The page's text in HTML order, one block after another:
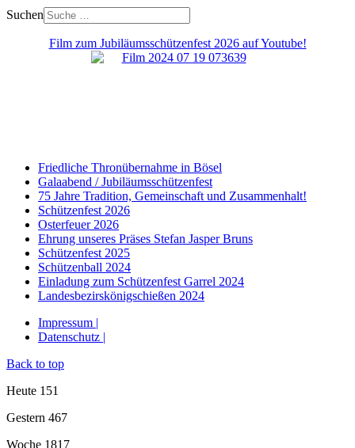
Suchen
Film zum Jubiläumsschützenfest 2026 auf Youtube!
Friedliche Thronübernahme in Bösel
Galaabend / Jubiläumsschützenfest
75 Jahre Tradition, Gemeinschaft und Zusammenhalt!
Schützenfest 2026
Osterfeuer 2026
Ehrung unseres Präses Stefan Jasper Bruns
Schützenfest 2025
Schützenball 2024
Einladung zum Schützenfest Garrel 2024
Landesbezirskönigschießen 2024
Impressum |
Datenschutz |
Back to top
Heute 151
Gestern 467
Woche 1817